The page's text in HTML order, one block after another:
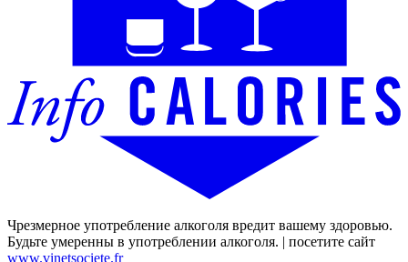
Чрезмерное употребление алкоголя вредит вашему здоровью.
Будьте умеренны в употреблении алкоголя. | посетите сайт
www.vinetsociete.fr